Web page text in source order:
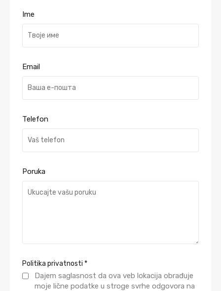
Ime
Email
Telefon
Poruka
Politika privatnosti *
Dajem saglasnost da ova veb lokacija obrađuje
moje lične podatke u stroge svrhe odgovora na